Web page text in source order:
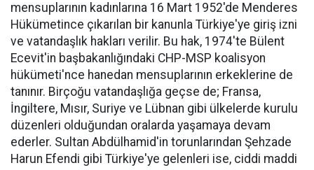
mensuplarının kadınlarına 16 Mart 1952'de Menderes
Hükümetince çıkarılan bir kanunla Türkiye'ye giriş izni
ve vatandaşlık hakları verilir. Bu hak, 1974'te Bülent
Ecevit'in başbakanlığındaki CHP-MSP koalisyon
hükümeti'nce hanedan mensuplarının erkeklerine de
tanınır. Birçoğu vatandaşlığa geçse de; Fransa,
İngiltere, Mısır, Suriye ve Lübnan gibi ülkelerde kurulu
düzenleri olduğundan oralarda yaşamaya devam
ederler. Sultan Abdülhamid'in torunlarından Şehzade
Harun Efendi gibi Türkiye'ye gelenleri ise, ciddi maddi